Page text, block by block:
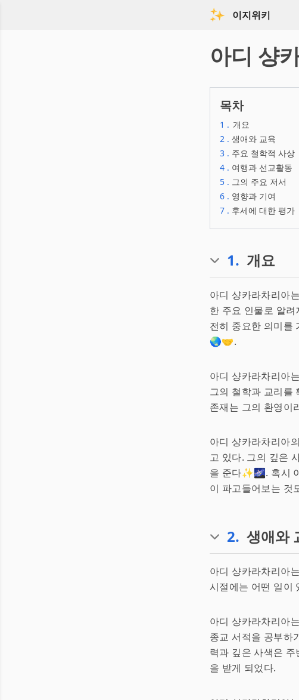
이지위키
아디 샹
목차
1 . 개요
2 . 생애와 교육
3 . 주요 철학적 사상
4 . 여행과 선교활동
5 . 그의 주요 저서
6 . 영향과 기여
7 . 후세에 대한 평가
1. 개요
아디 샹카라차리아
한 주요 인물로 알
전히 중요한 의미를
🌏🤝.
아디 샹카라차리아
그의 철학과 교리를
존재는 그의 환영이
아디 샹카라차리아
고 있다. 그의 깊은
을 준다✨🌌. 혹시
이 파고들어보는 것
2. 생애와
아디 샹카라차리아
시절에는 어떤 일이
아디 샹카라차리아
종교 서적을 공부하
력과 깊은 사색은
을 받게 되었다.